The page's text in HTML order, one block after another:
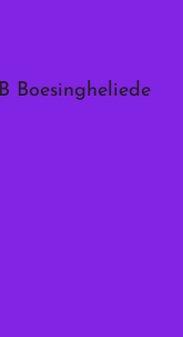
Boesingheliede